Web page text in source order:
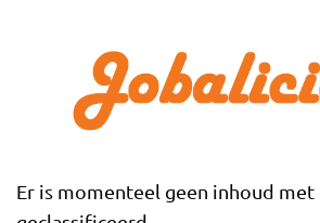
Er is momenteel geen inhoud met